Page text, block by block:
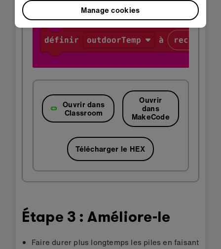
Ouvrir dans
Classroom
Ouvrir
dans
MakeCode
Télécharger le HEX
Étape 3 : Améliore-le
Faire durer plus longtemps les piles en faisant
Manage cookies